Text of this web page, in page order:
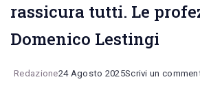
rassicura tutti. Le
Domenico Lestingi
Redazione24 Agosto 2025Scrivi un